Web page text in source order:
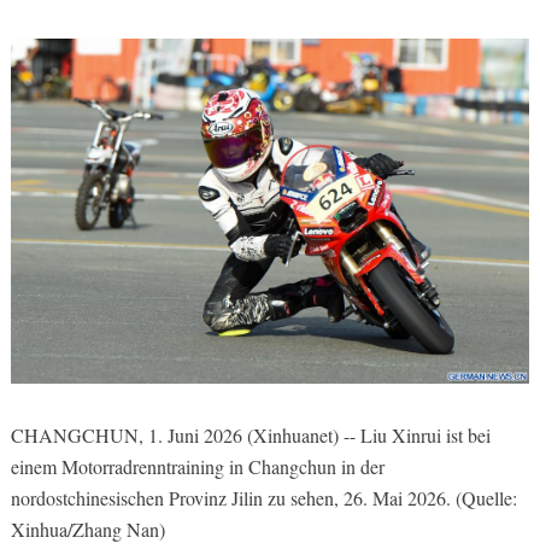
CHANGCHUN, 1. Juni 2026 (Xinhuanet) -- Liu Xinrui ist bei
einem Motorradrenntraining in Changchun in der
nordostchinesischen Provinz Jilin zu sehen, 26. Mai 2026. (Quelle:
Xinhua/Zhang Nan)